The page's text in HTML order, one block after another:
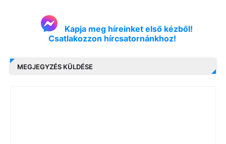
Kapja meg híreinket első kézből!
Csatlakozzon hírcsatornánkhoz!
MEGJEGYZÉS KÜLDÉSE